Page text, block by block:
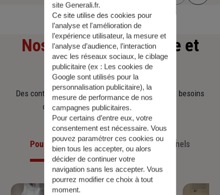
Nos offresd'assurance et
d'épargne
Des contrats clairs et flexibles pour sécuriser vos besoins
d’aujourd’hui et anticiper ceux de demain.
Pour les particuliersPour les professionnels
site Generali.fr.
Ce site utilise des cookies pour
l’analyse et l'amélioration de
l’expérience utilisateur, la mesure et
l’analyse d’audience, l’interaction
avec les réseaux sociaux, le ciblage
publicitaire (ex : Les cookies de
Google sont utilisés pour la
personnalisation publicitaire), la
mesure de performance de nos
campagnes publicitaires.
Pour certains d’entre eux, votre
consentement est nécessaire. Vous
pouvez paramétrer ces cookies ou
bien tous les accepter, ou alors
décider de continuer votre
navigation sans les accepter. Vous
pourrez modifier ce choix à tout
moment.